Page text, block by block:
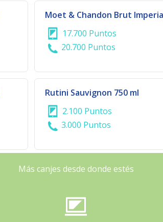
17.700 Puntos
20.700 Puntos
Rutini Sauvignon 750 ml
2.100 Puntos
3.000 Puntos
Más canjes desde donde estés